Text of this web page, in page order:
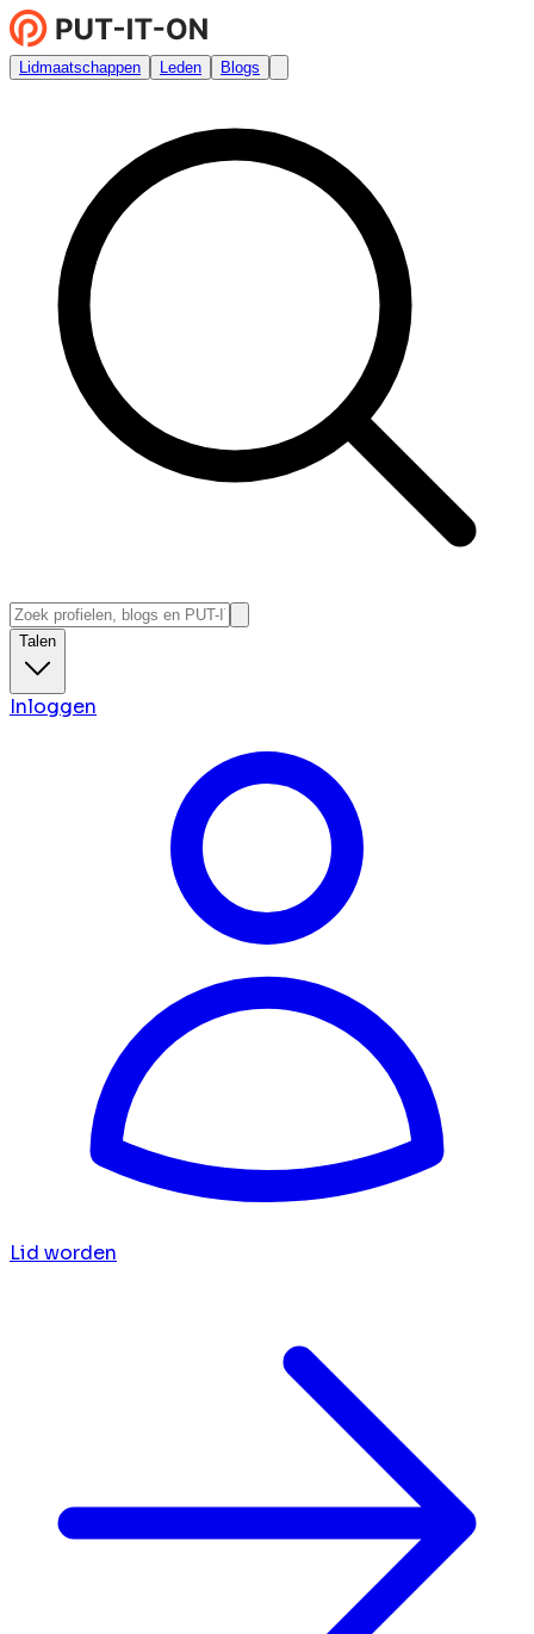
Lidmaatschappen Leden Blogs
Talen
Inloggen
Lid worden